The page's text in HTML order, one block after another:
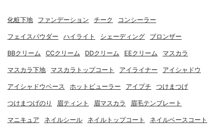
化粧下地 ファンデーション チーク コンシーラー
フェイスパウダー ハイライト シェーディング ブロンザー
BBクリーム CCクリーム DDクリーム EEクリーム マスカラ
マスカラ下地 マスカラトップコート アイライナー アイシャドウ
アイシャドウベース ホットビューラー アイプチ つけまつげ
つけまつげのり 眉ティント 眉マスカラ 眉毛テンプレート
マニキュア ネイルシール ネイルトップコート ネイルベースコート